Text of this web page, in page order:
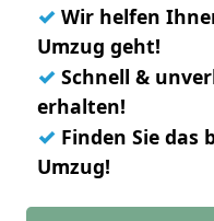
✓ Wir helfen
Umzug geht!
✓ Schnell &
erhalten!
✓ Finden Sie das
Umzug!